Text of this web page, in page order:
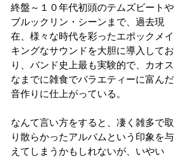
終盤～１０年代初頭のテムズビートや
ブルックリン・シーンまで、過去現
在、様々な時代を彩ったエポックメイ
キングなサウンドを大胆に導入してお
り、バンド史上最も実験的で、カオス
なまでに雑食でバラエティーに富んだ
音作りに仕上がっている。
なんて言い方をすると、凄く雑多で取
り散らかったアルバムという印象を与
えてしまうかもしれないが、いやい